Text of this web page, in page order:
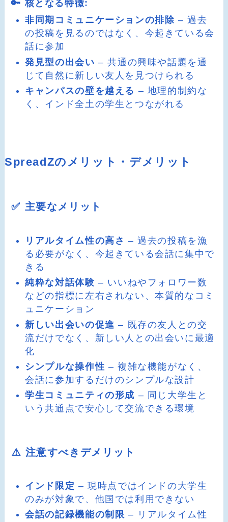
🔑 核となる特徴:
非同期コミュニケーションの排除 – 過去
の投稿を見るのではなく、今起きている会
話に参加
発見型の出会い – 共通の興味や話題を通
じて自然に新しい友人を見つけられる
キャンパスの壁を越える – 地理的制約な
く、インド全土の学生とつながれる
SpreadZのメリット・デメリット
✅ 主要なメリット
リアルタイム性の高さ – 過去の投稿を漁
る必要がなく、今起きている会話に集中で
きる
純粋な対話体験 – いいねやフォロワー数
などの指標に左右されない、本質的なコミ
ュニケーション
新しい出会いの促進 – 既存の友人との交
流だけでなく、新しい人との出会いに最適
化
シンプルな操作性 – 複雑な機能がなく、
会話に参加するだけのシンプルな設計
学生コミュニティの形成 – 同じ大学生と
いう共通点で安心して交流できる環境
⚠️ 注意すべきデメリット
インド限定 – 現時点ではインドの大学生
のみが対象で、他国では利用できない
会話の記録機能の制限 – リアルタイム性